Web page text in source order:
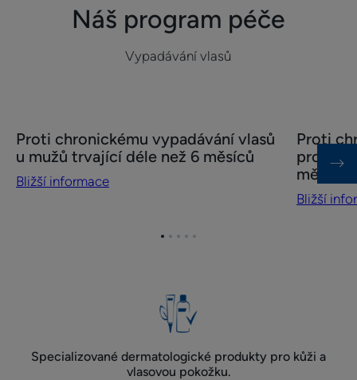
Náš program péče
Vypadávání vlasů
informace
Proti
chronickému
měsíců
Proti chronickému vypadávání vlasů
u mužů trvající déle než 6 měsíců
Bližší informace
informace
Proti
měsíců
Proti
pro
měsíců
Bližší
Přejít
Přejít
Přejít
Přejít
Přejít
Specializované dermatologické produkty pro kůži a
vlasovou pokožku.